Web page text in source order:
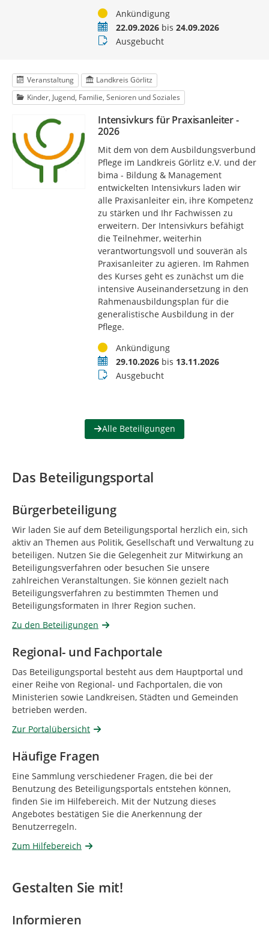
StatusAnkündigung
Termin22.09.2026bis 24.09.2026
Buchungsstatus
Ausgebucht
Veranstaltung
Landkreis Görlitz
Kinder, Jugend, Familie, Senioren und Soziales
Intensivkurs für Praxisanleiter -
2026
Mit dem von dem Ausbildungsverbund
Pflege im Landkreis Görlitz e.V. und der
bima - Bildung & Management
entwickelten Intensivkurs laden wir
alle Praxisanleiter ein, ihre Kompetenz
zu stärken und Ihr Fachwissen zu
erweitern. Der Intensivkurs befähigt
die Teilnehmer, weiterhin
verantwortungsvoll und souverän als
Praxisanleiter zu agieren. Im Rahmen
des Kurses geht es zunächst um die
intensive Auseinandersetzung in den
Rahmenausbildungsplan für die
generalistische Ausbildung in der
Pflege.
StatusAnkündigung
Termin29.10.2026bis 13.11.2026
Buchungsstatus
Ausgebucht
Alle Beteiligungen
Das Beteiligungsportal
Bürgerbeteiligung
Wir laden Sie auf dem Beteiligungsportal herzlich ein, sich
aktiv an Themen aus Politik, Gesellschaft und Verwaltung zu
beteiligen. Nutzen Sie die Gelegenheit zur Mitwirkung an
Beteiligungsverfahren oder besuchen Sie unsere
zahlreichen Veranstaltungen. Sie können gezielt nach
Beteiligungsverfahren zu bestimmten Themen und
Beteiligungsformaten in Ihrer Region suchen.
Zu den Beteiligungen
Regional- und Fachportale
Das Beteiligungsportal besteht aus dem Hauptportal und
einer Reihe von Regional- und Fachportalen, die von
Ministerien sowie Landkreisen, Städten und Gemeinden
betrieben werden.
Zur Portalübersicht
Häufige Fragen
Eine Sammlung verschiedener Fragen, die bei der
Benutzung des Beteiligungsportals entstehen können,
finden Sie im Hilfebereich. Mit der Nutzung dieses
Angebotes bestätigen Sie die Anerkennung der
Benutzerregeln.
Zum Hilfebereich
Gestalten Sie mit!
Informieren